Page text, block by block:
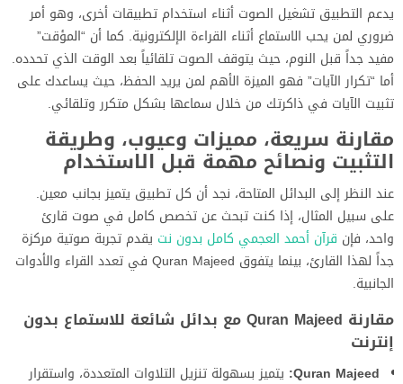
يدعم التطبيق تشغيل الصوت أثناء استخدام تطبيقات أخرى، وهو أمر
ضروري لمن يحب الاستماع أثناء القراءة الإلكترونية. كما أن “المؤقت”
مفيد جداً قبل النوم، حيث يتوقف الصوت تلقائياً بعد الوقت الذي تحدده.
أما “تكرار الآيات” فهو الميزة الأهم لمن يريد الحفظ، حيث يساعدك على
تثبيت الآيات في ذاكرتك من خلال سماعها بشكل متكرر وتلقائي.
مقارنة سريعة، مميزات وعيوب، وطريقة
التثبيت ونصائح مهمة قبل الاستخدام
عند النظر إلى البدائل المتاحة، نجد أن كل تطبيق يتميز بجانب معين.
على سبيل المثال، إذا كنت تبحث عن تخصص كامل في صوت قارئ
واحد، فإن قرآن أحمد العجمي كامل بدون نت يقدم تجربة صوتية مركزة
جداً لهذا القارئ، بينما يتفوق Quran Majeed في تعدد القراء والأدوات
الجانبية.
مقارنة Quran Majeed مع بدائل شائعة للاستماع بدون
إنترنت
Quran Majeed: يتميز بسهولة تنزيل التلاوات المتعددة، واستقرار